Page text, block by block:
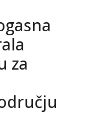
za